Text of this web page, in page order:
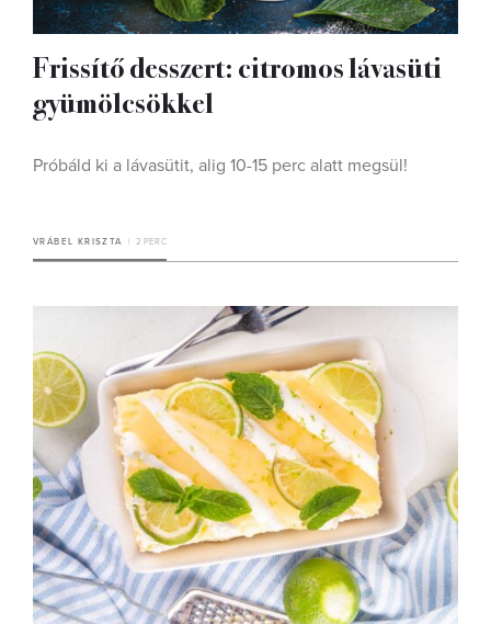
Frissítő desszert: citromos lávasüti
gyümölcsökkel
Próbáld ki a lávasütit, alig 10-15 perc alatt megsül!
VRÁBEL KRISZTA 2 PERC